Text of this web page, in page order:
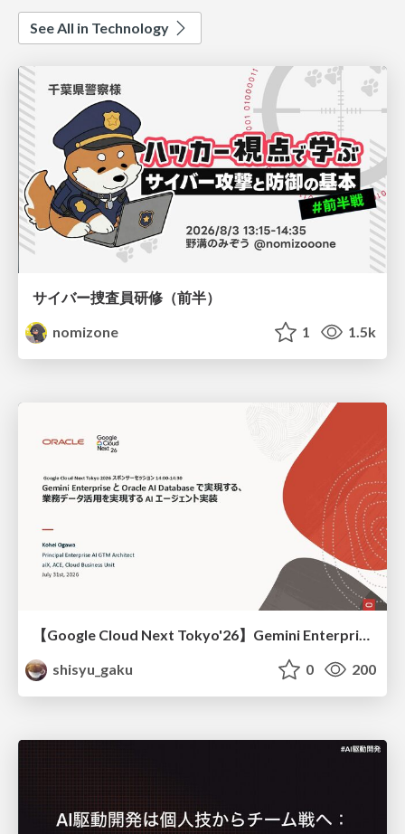
See All in Technology
サイバー捜査員研修（前半）
nomizone
1 1.5k
【Google Cloud Next Tokyo'26】Gemini Enterprise と Oracle AI Database で実現する、 業務データ活用を実現する AI エージェント実装
shisyu_gaku
0 200